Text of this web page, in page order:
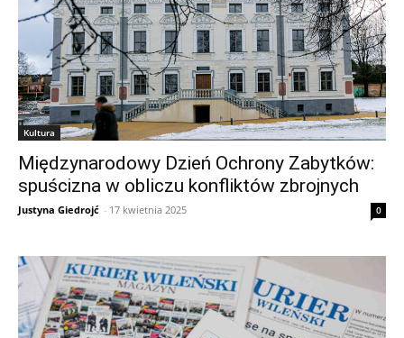
Kultura
Międzynarodowy Dzień Ochrony Zabytków:
spuścizna w obliczu konfliktów zbrojnych
Justyna Giedrojć - 17 kwietnia 2025 0